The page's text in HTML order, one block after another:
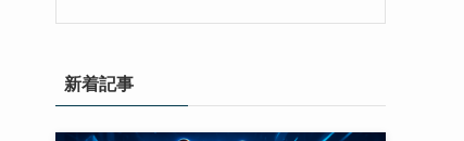
新着記事